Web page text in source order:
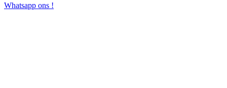
Whatsapp ons !